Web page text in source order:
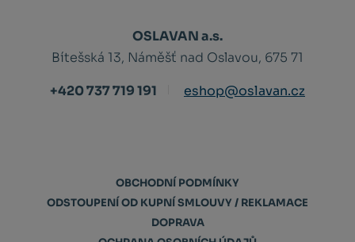
OSLAVAN a.s.
Bítešská 13, Náměšť nad Oslavou, 675 71
+420 737 719 191
eshop@oslavan.cz
OBCHODNÍ PODMÍNKY
ODSTOUPENÍ OD KUPNÍ SMLOUVY / REKLAMACE
DOPRAVA